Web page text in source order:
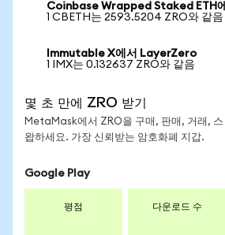
Coinbase Wrapped Staked ETH
1 CBETH는 2593.5204 ZRO와 같음
Immutable X에서 LayerZero
1 IMX는 0.132637 ZRO와 같음
몇 초 만에 ZRO 받기
MetaMask에서 ZRO을 구매, 판매, 거래, 스
왑하세요. 가장 신뢰받는 암호화폐 지갑.
Google Play
평점 다운로드 수